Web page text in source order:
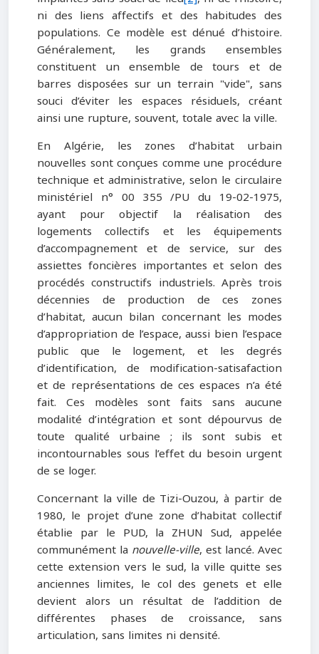
ni des liens affectifs et des habitudes des
populations. Ce modèle est dénué d’histoire.
Généralement, les grands ensembles
constituent un ensemble de tours et de
barres disposées sur un terrain "vide", sans
souci d’éviter les espaces résiduels, créant
ainsi une rupture, souvent, totale avec la ville.
En Algérie, les zones d’habitat urbain
nouvelles sont conçues comme une procédure
technique et administrative, selon le circulaire
ministériel n° 00 355 /PU du 19-02-1975,
ayant pour objectif la réalisation des
logements collectifs et les équipements
d’accompagnement et de service, sur des
assiettes foncières importantes et selon des
procédés constructifs industriels. Après trois
décennies de production de ces zones
d’habitat, aucun bilan concernant les modes
d’appropriation de l’espace, aussi bien l’espace
public que le logement, et les degrés
d’identification, de modification-satisafaction
et de représentations de ces espaces n’a été
fait. Ces modèles sont faits sans aucune
modalité d’intégration et sont dépourvus de
toute qualité urbaine ; ils sont subis et
incontournables sous l’effet du besoin urgent
de se loger.
Concernant la ville de Tizi-Ouzou, à partir de
1980, le projet d’une zone d’habitat collectif
établie par le PUD, la ZHUN Sud, appelée
communément la nouvelle-ville, est lancé. Avec
cette extension vers le sud, la ville quitte ses
anciennes limites, le col des genets et elle
devient alors un résultat de l’addition de
différentes phases de croissance, sans
articulation, sans limites ni densité.